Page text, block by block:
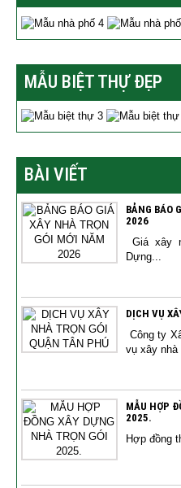
MẪU BIỆT THỰ ĐẸP
BÀI VIẾT
BẢNG BÁO
2026
Giá xây
Dựng...
DỊCH VỤ
Công ty
vụ xây nhà
MẪU HỢP
2025.
Hợp đồng